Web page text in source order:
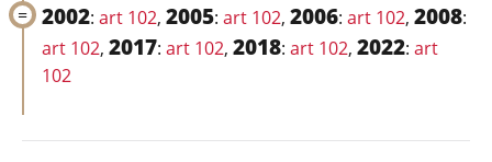
2002: art 102, 2005: art 102, 2006: art 102, 2008:
art 102, 2017: art 102, 2018: art 102, 2022: art
102